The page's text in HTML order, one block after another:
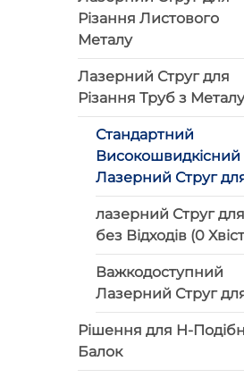
Різання Листового
Металу
Лазерний Струг для
Різання Труб з Металу
Стандартний
Високошвидкісний
Лазерний Струг
лазерний Струг
без Відходів (0
Важкодоступний
Лазерний Струг
Рішення для H-
Балок